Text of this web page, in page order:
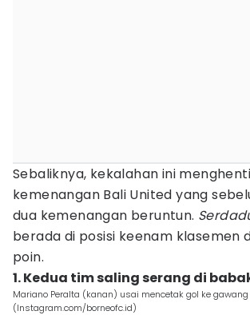
Sebaliknya, kekalahan ini
kemenangan Bali United yang
dua kemenangan beruntun.
berada di posisi keenam klasemen
poin.
1. Kedua tim saling serang di
Mariano Peralta (kanan) usai mencetak gol ke gawang
(Instagram.com/borneofc.id)